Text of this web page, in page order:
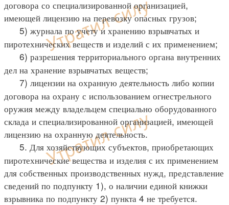
договора со специализированной организацией,
имеющей лицензию на перевозку опасных грузов;
5) журнала по учету и хранению взрывчатых и
пиротехнических веществ и изделий с их применением;
6) разрешения территориального органа внутренних
дел на хранение взрывчатых веществ;
7) лицензии на охранную деятельность либо копии
договора на охрану с использованием огнестрельного
оружия между владельцем специально оборудованного
склада и специализированной организацией, имеющей
лицензию на охранную деятельность.
5. Для хозяйствующих субъектов, приобретающих
пиротехнические вещества и изделия с их применением
для собственных производственных нужд, представление
сведений по подпункту 1), о наличии единой книжки
взрывника по подпункту 2) пункта 4 не требуется.